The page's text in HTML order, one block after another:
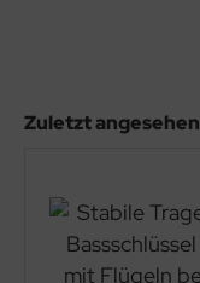
Zuletzt angesehen